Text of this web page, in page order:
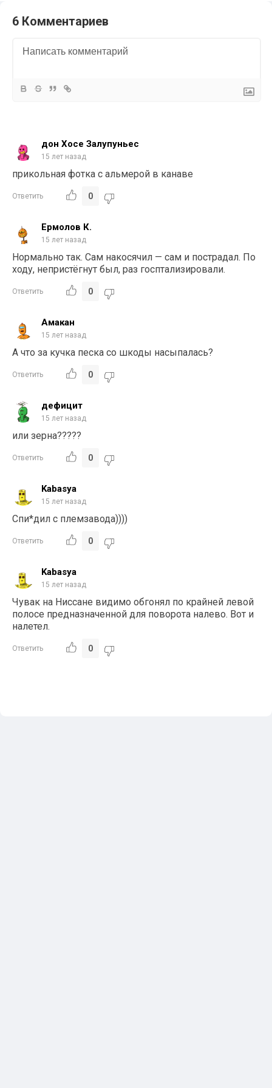
6 Комментариев
дон Хосе Залупуньес
15 лет назад
прикольная фотка с альмерой в канаве
Ответить 0
Ермолов К.
15 лет назад
Нормально так. Сам накосячил — сам и пострадал. По
ходу, непристёгнут был, раз госптализировали.
Ответить 0
Амакан
15 лет назад
А что за кучка песка со шкоды насыпалась?
Ответить 0
дефицит
15 лет назад
или зерна?????
Ответить 0
Kabasya
15 лет назад
Спи*дил с племзавода))))
Ответить 0
Kabasya
15 лет назад
Чувак на Ниссане видимо обгонял по крайней левой
полосе предназначенной для поворота налево. Вот и
налетел.
Ответить 0